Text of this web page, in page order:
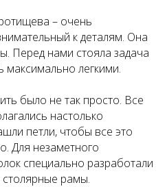
– очень
к деталям. Она
Перед нами стояла задача
максимально легкими.
было не так просто. Все
настолько
петли, чтобы все это
Для незаметного
специально разработали
рамы.